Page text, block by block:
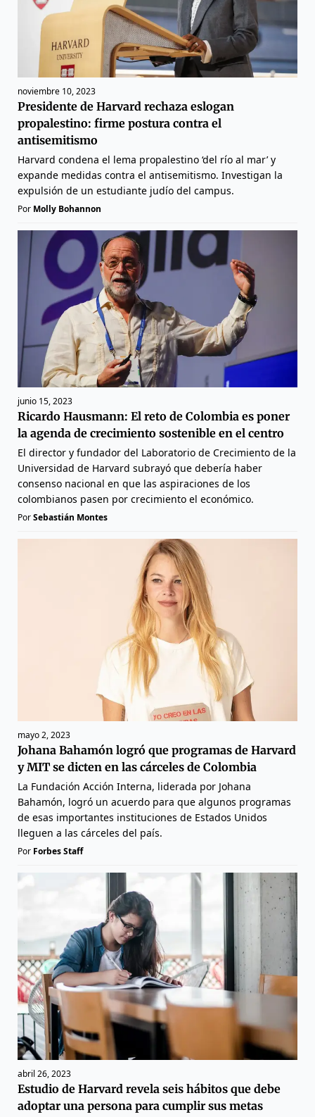
noviembre 10, 2023
Presidente de Harvard rechaza eslogan
propalestino: firme postura contra el
antisemitismo
Harvard condena el lema propalestino ‘del río al mar’ y
expande medidas contra el antisemitismo. Investigan la
expulsión de un estudiante judío del campus.
Por Molly Bohannon
junio 15, 2023
Ricardo Hausmann: El reto de Colombia es poner
la agenda de crecimiento sostenible en el centro
El director y fundador del Laboratorio de Crecimiento de la
Universidad de Harvard subrayó que debería haber
consenso nacional en que las aspiraciones de los
colombianos pasen por crecimiento el económico.
PorSebastián Montes
mayo 2, 2023
Johana Bahamón logró que programas de Harvard
y MIT se dicten en las cárceles de Colombia
La Fundación Acción Interna, liderada por Johana
Bahamón, logró un acuerdo para que algunos programas
de esas importantes instituciones de Estados Unidos
lleguen a las cárceles del país.
Por Forbes Staff
abril 26, 2023
Estudio de Harvard revela seis hábitos que debe
adoptar una persona para cumplir sus metas